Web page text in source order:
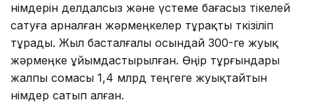
өнімдерін делдалсыз және үстеме бағасыз тікелей
сатуға арналған жәрмеңкелер тұрақты өткізіліп
тұрады. Жыл басталғалы осындай 300-ге жуық
жәрмеңке ұйымдастырылған. Өңір тұрғындары
жалпы сомасы 1,4 млрд теңгеге жуықтайтын
өнімдер сатып алған.